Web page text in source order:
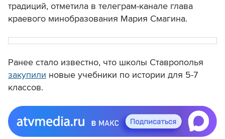
традиций, отметила в телеграм-канале глава
краевого минобразования Мария Смагина.
Ранее стало известно, что школы Ставрополья
закупили новые учебники по истории для 5-7
классов.